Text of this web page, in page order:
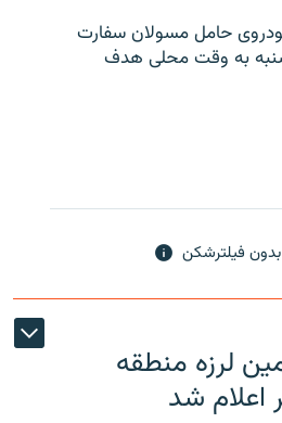
حامل مسولان سفارت
به وقت محلی هدف
فیلترشکن
لرزه منطقه